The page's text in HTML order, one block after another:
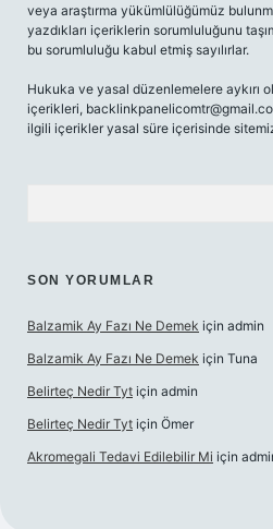
veya araştırma yükümlülüğümüz
yazdıkları içeriklerin sorumluluğunu
bu sorumluluğu kabul etmiş sayılırlar.
Hukuka ve yasal düzenlemelere aykırı
içerikleri,
ilgili içerikler yasal süre içerisinde
SON YORUMLAR
Balzamik Ay Fazı Ne Demek için admin
Balzamik Ay Fazı Ne Demek için Tuna
Belirteç Nedir Tyt için admin
Belirteç Nedir Tyt için Ömer
Akromegali Tedavi Edilebilir Mi için